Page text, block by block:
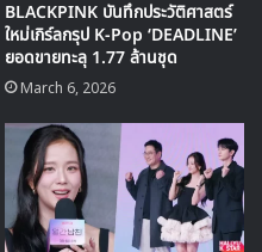
ล้านคน
BLACKPINK บันทึกประวัติศาสตร์
ใหม่เกิร์ลกรุป K-Pop ‘DEADLINE’
ยอดขายทะลุ 1.77 ล้านชุด
March 6, 2026